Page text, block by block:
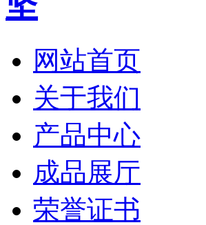
网站首页
关于我们
产品中心
成品展厅
荣誉证书